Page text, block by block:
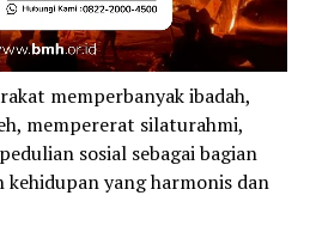
memperbanyak ibadah,
mempererat silaturahmi,
sosial sebagai bagian
yang harmonis dan